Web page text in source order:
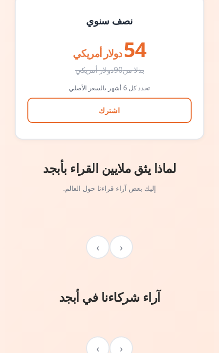
نصف سنوي
54 دولار أمريكي
بدلا من90دولار أمريكي
تجدد كل 6 أشهر بالسعر الأصلي
اشترك
لماذا يثق ملايين القراء بأبجد
إليك بعض آراء قراءنا حول العالم.
‹
›
آراء شركاءنا في أبجد
‹
›